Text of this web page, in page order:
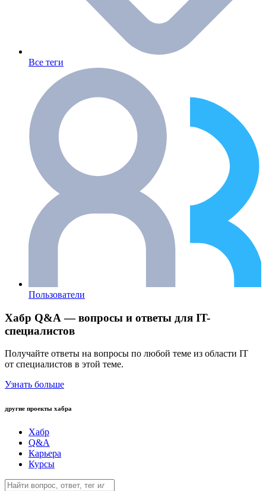
Все теги
Пользователи
Хабр Q&A — вопросы и ответы для IT-
специалистов
Получайте ответы на вопросы по любой теме из области IT
от специалистов в этой теме.
Узнать больше
другие проекты хабра
Хабр
Q&A
Карьера
Курсы